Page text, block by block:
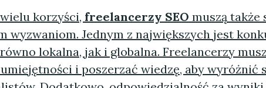
korzyści, freelancerzy SEO muszą także
wyzwaniom. Jednym z największych jest
lokalna, jak i globalna. Freelancerzy
i poszerzać wiedzę, aby wyróżnić